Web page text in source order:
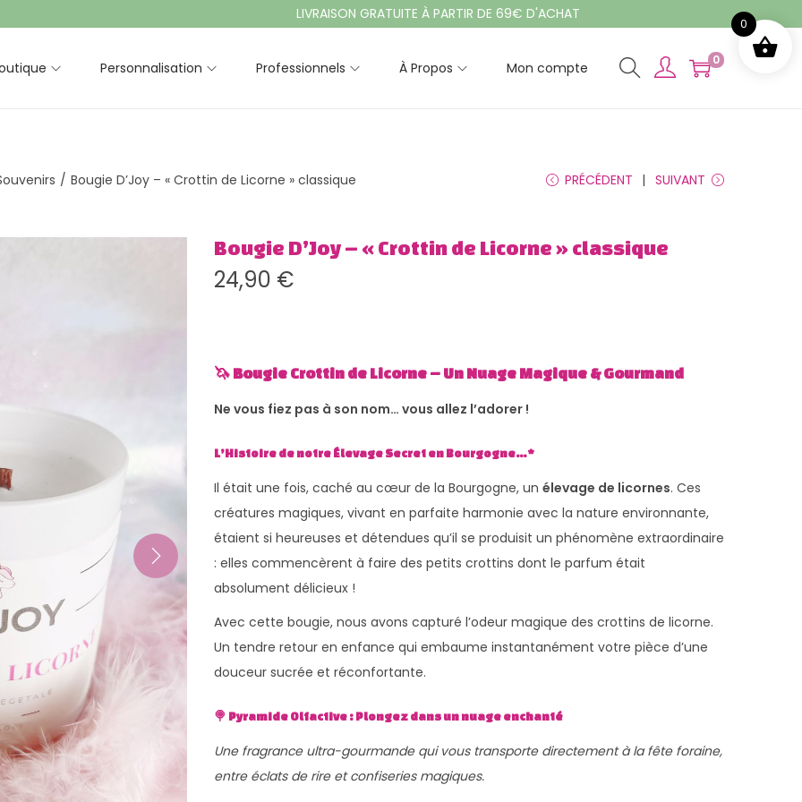
LIVRAISON GRATUITE À PARTIR DE 69€ D'ACHAT
Personnalisation Professionnels À Propos Mon compte 0
/ Bougie D’Joy – « Crottin de Licorne » classique PRÉCÉDENT SUIVANT
Bougie D’Joy – « Crottin de Licorne » classique
24,90 €
🦄 Bougie Crottin de Licorne – Un Nuage Magique & Gourmand
Ne vous fiez pas à son nom… vous allez l’adorer !
L’Histoire de notre Élevage Secret en Bourgogne…*
Il était une fois, caché au cœur de la Bourgogne, un élevage de licornes. Ces
créatures magiques, vivant en parfaite harmonie avec la nature environnante,
étaient si heureuses et détendues qu’il se produisit un phénomène extraordinaire
: elles commencèrent à faire des petits crottins dont le parfum était
absolument délicieux !
Avec cette bougie, nous avons capturé l’odeur magique des crottins de licorne.
Un tendre retour en enfance qui embaume instantanément votre pièce d’une
douceur sucrée et réconfortante.
🍭 Pyramide Olfactive : Plongez dans un nuage enchanté
Une fragrance ultra-gourmande qui vous transporte directement à la fête foraine,
entre éclats de rire et confiseries magiques.
0